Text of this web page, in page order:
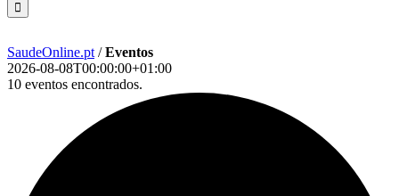
SaudeOnline.pt /Eventos
2026-08-08T00:00:00+01:00
10 eventos encontrados.